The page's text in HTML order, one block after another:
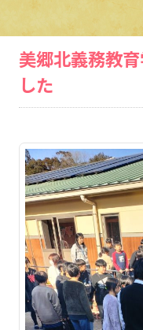
美郷北義務教
した